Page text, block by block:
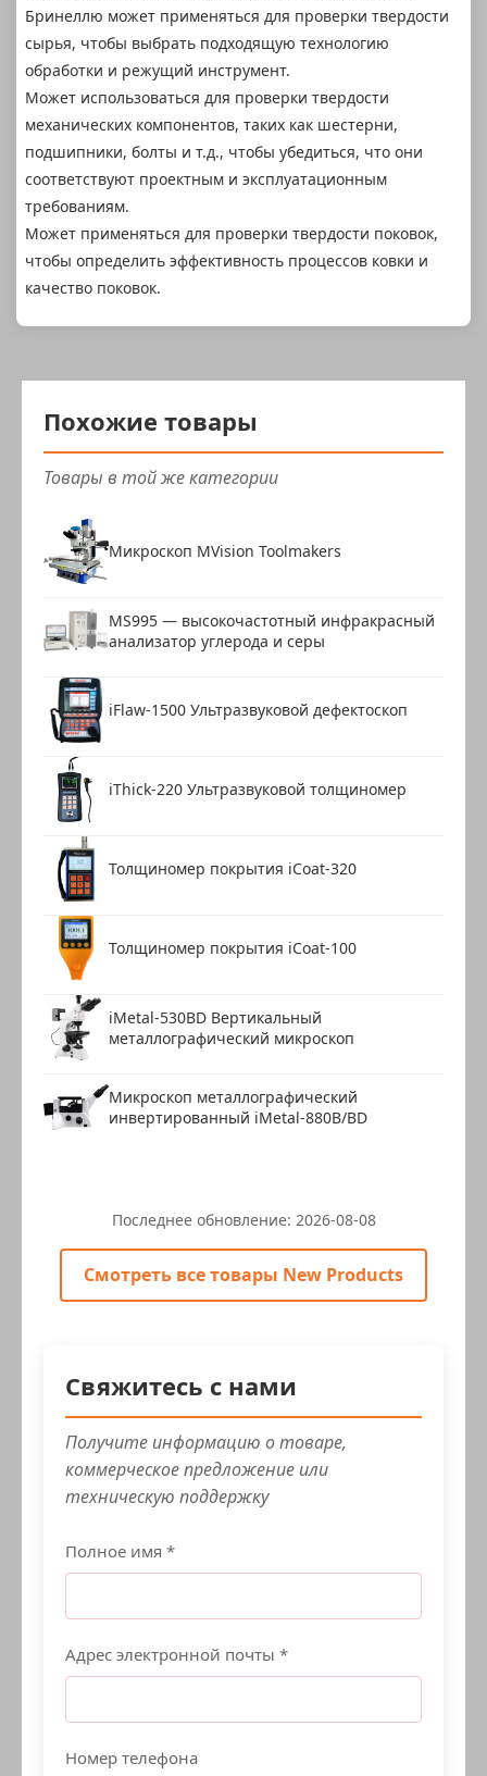
Бринеллю может применяться для проверки твердости
сырья, чтобы выбрать подходящую технологию
обработки и режущий инструмент.
Может использоваться для проверки твердости
механических компонентов, таких как шестерни,
подшипники, болты и т.д., чтобы убедиться, что они
соответствуют проектным и эксплуатационным
требованиям.
Может применяться для проверки твердости поковок,
чтобы определить эффективность процессов ковки и
качество поковок.
Похожие товары
Товары в той же категории
Микроскоп MVision Toolmakers
MS995 — высокочастотный инфракрасный
анализатор углерода и серы
iFlaw-1500 Ультразвуковой дефектоскоп
iThick-220 Ультразвуковой толщиномер
Толщиномер покрытия iCoat-320
Толщиномер покрытия iCoat-100
iMetal-530BD Вертикальный
металлографический микроскоп
Микроскоп металлографический
инвертированный iMetal-880B/BD
Последнее обновление: 2026-08-08
Смотреть все товары New Products
Свяжитесь с нами
Получите информацию о товаре,
коммерческое предложение или
техническую поддержку
Полное имя *
Адрес электронной почты *
Номер телефона